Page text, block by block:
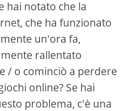
hai notato che la
che ha funzionato
un'ora fa,
rallentato
/ o cominciò a perdere
online? Se hai
problema, c'è una